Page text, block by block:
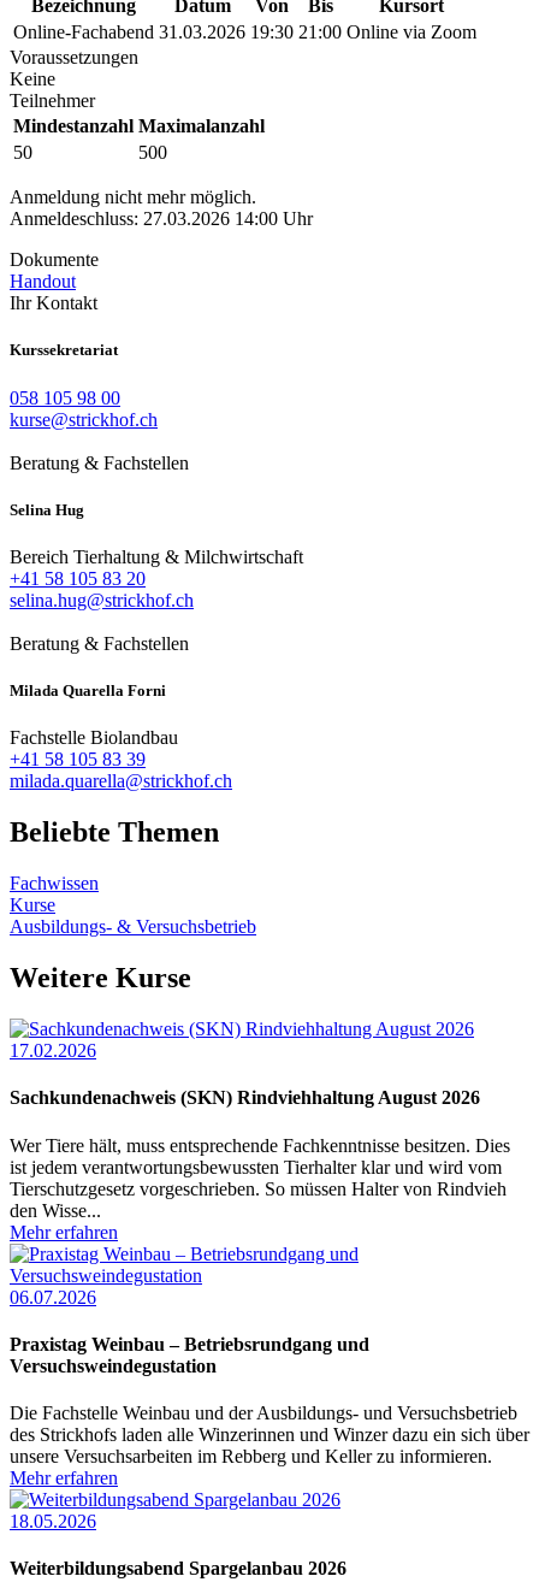
Bezeichnung Datum Von Bis
Kursort
Online-Fachabend 31.03.2026 19:30 21:00 Online via Zoom
Voraussetzungen
Keine
Teilnehmer
Mindestanzahl Maximalanzahl
50
500
Anmeldung nicht mehr möglich.
Anmeldeschluss: 27.03.2026 14:00 Uhr
Dokumente
Handout
Ihr Kontakt
Kurssekretariat
058 105 98 00
kurse@strickhof.ch
Beratung & Fachstellen
Selina Hug
Bereich Tierhaltung & Milchwirtschaft
+41 58 105 83 20
selina.hug@strickhof.ch
Beratung & Fachstellen
Milada Quarella Forni
Fachstelle Biolandbau
+41 58 105 83 39
milada.quarella@strickhof.ch
Beliebte Themen
Fachwissen
Kurse
Ausbildungs- & Versuchsbetrieb
Weitere Kurse
17.02.2026
Sachkundenachweis (SKN) Rindviehhaltung August 2026
Wer Tiere hält, muss entsprechende Fachkenntnisse besitzen. Dies
ist jedem verantwortungsbewussten Tierhalter klar und wird vom
Tierschutzgesetz vorgeschrieben. So müssen Halter von Rindvieh
den Wisse...
Mehr erfahren
06.07.2026
Praxistag Weinbau – Betriebsrundgang und
Versuchsweindegustation
Die Fachstelle Weinbau und der Ausbildungs- und Versuchsbetrieb
des Strickhofs laden alle Winzerinnen und Winzer dazu ein sich über
unsere Versuchsarbeiten im Rebberg und Keller zu informieren.
Mehr erfahren
18.05.2026
Weiterbildungsabend Spargelanbau 2026